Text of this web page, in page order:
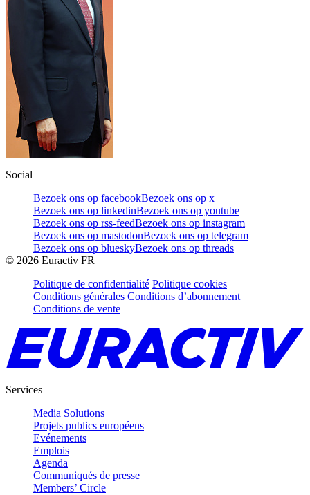
Social
Bezoek ons op facebookBezoek ons op x
Bezoek ons op linkedinBezoek ons op youtube
Bezoek ons op rss-feedBezoek ons op instagram
Bezoek ons op mastodonBezoek ons op telegram
Bezoek ons op blueskyBezoek ons op threads
© 2026 Euractiv FR
Politique de confidentialité Politique cookies
Conditions générales Conditions d’abonnement
Conditions de vente
Services
Media Solutions
Projets publics européens
Evénements
Emplois
Agenda
Communiqués de presse
Members’ Circle